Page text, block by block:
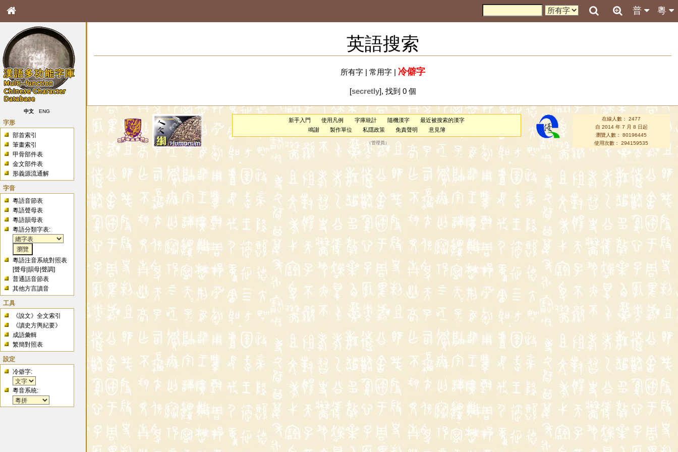
粵
普
中文 ENG
字形
部首索引
筆畫索引
甲骨部件表
金文部件表
形義源流通解
字音
粵語音節表
粵語聲母表
粵語韻母表
粵語分類字表:
粵語注音系統對照表
[聲母 |韻母 |聲調]
普通話音節表
其他方言讀音
工具
《說文》全文索引
《讀史方輿紀要》
成語彙輯
繁簡對照表
設定
冷僻字:
粵音系統:
英語搜索
所有字| 常用字| 冷僻字
[secretly], 找到 0 個
新手入門 使用凡例 字庫統計 隨機漢字
最近被搜索的漢字
鳴謝
製作單位 私隱政策 免責聲明 意見簿
（管理員 ）
在線人數： 2477
自 2014 年 7 月 8 日起
瀏覽人數： 80196445
使用次數： 294159535